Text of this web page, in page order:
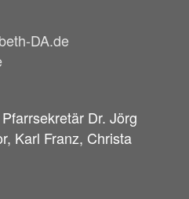
DA.de
Dr. Jörg
Karl Franz, Christa